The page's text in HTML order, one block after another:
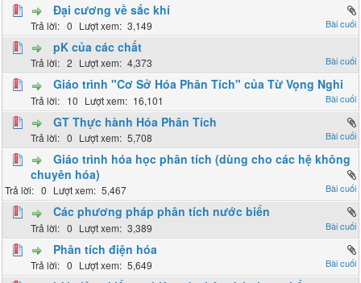
Đại cương về sắc khí
0 3,149
pK của các chất
2 4,373
Giáo trình "Cơ Sở Hóa Phân Tích" của Từ Vọng Nghi
10 16,101
GT Thực hành Hóa Phân Tích
0 5,708
Giáo trình hóa học phân tích (dùng cho các hệ không
chuyên hóa)
0 5,467
Các phương pháp phân tích nước biển
0 3,389
Phân tích điện hóa
0 5,649